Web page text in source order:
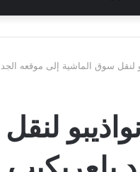
لنقل سوق الماشية إلى موقعه